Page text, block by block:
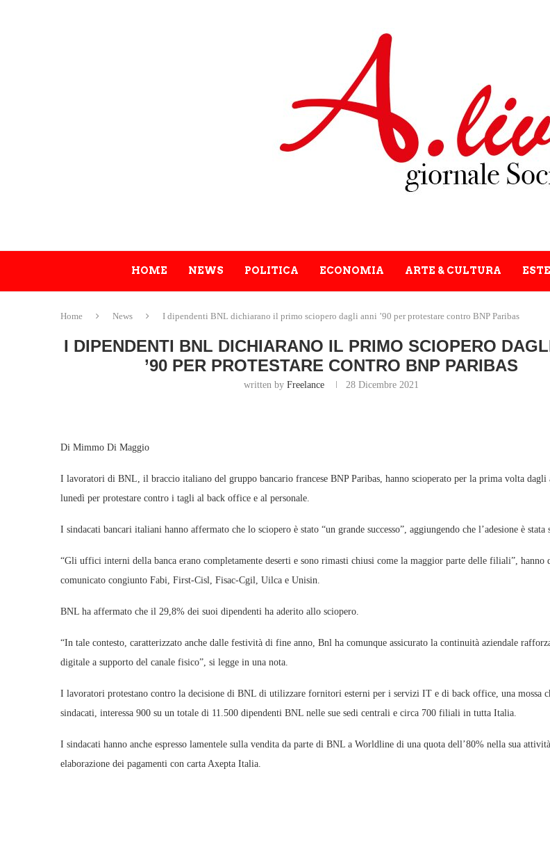
HOME NEWS POLITICA ECONOMIA ARTE & CULTURA
Home News I dipendenti BNL dichiarano il primo sciopero dagli anni ’90 per protestare contro BNP Paribas
I DIPENDENTI BNL DICHIARANO IL PRIMO SCIOPERO
’90 PER PROTESTARE CONTRO BNP PARIBAS
written by Freelance 28 Dicembre 2021
Di Mimmo Di Maggio
I lavoratori di BNL, il braccio italiano del gruppo bancario francese BNP Paribas, hanno scioperato per la prima volta dagli
lunedì per protestare contro i tagli al back office e al personale.
I sindacati bancari italiani hanno affermato che lo sciopero è stato “un grande successo”, aggiungendo che l’adesione è stata
“Gli uffici interni della banca erano completamente deserti e sono rimasti chiusi come la maggior parte delle filiali”, hanno
comunicato congiunto Fabi, First-Cisl, Fisac-Cgil, Uilca e Unisin.
BNL ha affermato che il 29,8% dei suoi dipendenti ha aderito allo sciopero.
“In tale contesto, caratterizzato anche dalle festività di fine anno, Bnl ha comunque assicurato la continuità aziendale
digitale a supporto del canale fisico”, si legge in una nota.
I lavoratori protestano contro la decisione di BNL di utilizzare fornitori esterni per i servizi IT e di back office, una mossa
sindacati, interessa 900 su un totale di 11.500 dipendenti BNL nelle sue sedi centrali e circa 700 filiali in tutta Italia.
I sindacati hanno anche espresso lamentele sulla vendita da parte di BNL a Worldline di una quota dell’80% nella sua
elaborazione dei pagamenti con carta Axepta Italia.